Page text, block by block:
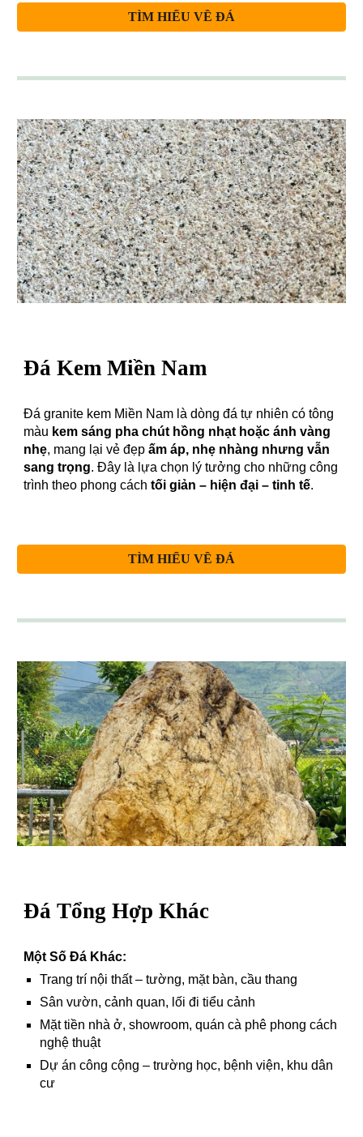
TÌM HIỂU VỀ ĐÁ
Đá KemMiền Nam
Đá granite kem Miền Nam là dòng đá tự nhiên có tông
màu kem sáng pha chút hồng nhạt hoặc ánh vàng
nhẹ, mang lại vẻ đẹpấm áp, nhẹ nhàng nhưng vẫn
sang trọng. Đây là lựa chọn lý tưởng cho những công
trình theo phong cáchtối giản – hiện đại – tinh tế.
TÌM HIỂU VỀ ĐÁ
Đá Tổng Hợp Khác
Một Số Đá Khác:
Trang trí nội thất – tường, mặt bàn, cầu thang
Sân vườn, cảnh quan, lối đi tiểu cảnh
Mặt tiền nhà ở, showroom, quán cà phê phong cách
nghệ thuật
Dự án công cộng – trường học, bệnh viện, khu dân
cư